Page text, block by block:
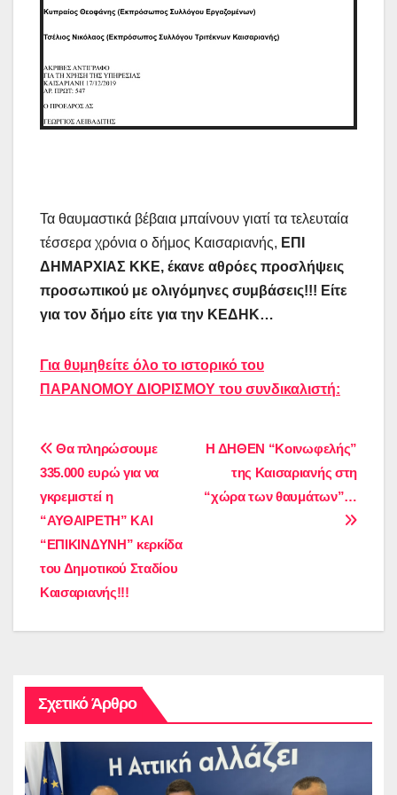
Τα θαυμαστικά βέβαια μπαίνουν γιατί τα τελευταία
τέσσερα χρόνια ο δήμος Καισαριανής, ΕΠΙ
ΔΗΜΑΡΧΙΑΣ ΚΚΕ, έκανε αθρόες προσλήψεις
προσωπικού με ολιγόμηνες συμβάσεις!!! Είτε
για τον δήμο είτε για την ΚΕΔΗΚ…
Για θυμηθείτε όλο το ιστορικό του
ΠΑΡΑΝΟΜΟΥ ΔΙΟΡΙΣΜΟΥ του συνδικαλιστή:
Πλοήγηση
άρθρων
Η ΔΗΘΕΝ “Κοινωφελής”
της Καισαριανής στη
“χώρα των θαυμάτων”…
Θα πληρώσουμε
335.000 ευρώ για να
γκρεμιστεί η
“ΑΥΘΑΙΡΕΤΗ” ΚΑΙ
“ΕΠΙΚΙΝΔΥΝΗ” κερκίδα
του Δημοτικού Σταδίου
Καισαριανής!!!
Σχετικό Άρθρο